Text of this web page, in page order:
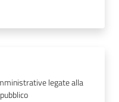
legate alla